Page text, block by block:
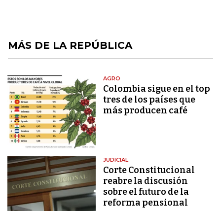
MÁS DE LA REPÚBLICA
AGRO
Colombia sigue en el top
tres de los países que
más producen café
JUDICIAL
Corte Constitucional
reabre la discusión
sobre el futuro de la
reforma pensional